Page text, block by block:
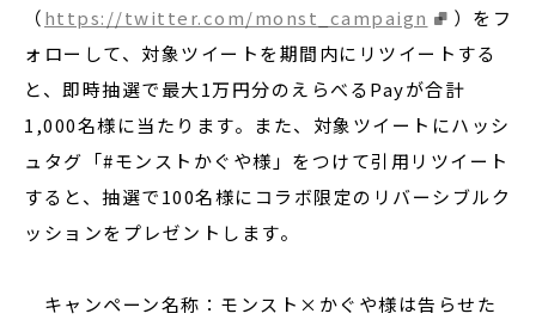
（https://twitter.com/monst_campaign
）をフ
ォローして、対象ツイートを期間内にリツイートする
と、即時抽選で最大1万円分のえらべるPayが合計
1,000名様に当たります。また、対象ツイートにハッシ
ュタグ「#モンストかぐや様」をつけて引用リツイート
すると、抽選で100名様にコラボ限定のリバーシブルク
ッションをプレゼントします。
キャンペーン名称：モンスト×かぐや様は告らせた